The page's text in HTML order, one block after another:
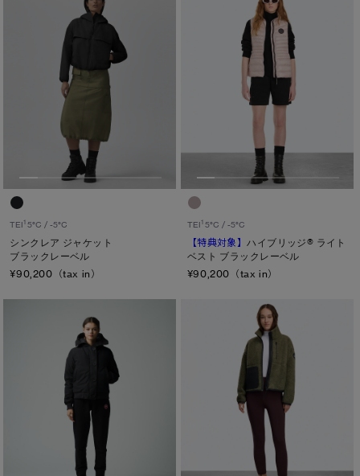
L/XL
ONESIZE
カラー
ブラック
ブルー系
グリーン系
レッド系
ベージュ/ブラウン系
イエロー系
パープル系
オレンジ系
ウエスト
TEI1 5°C / -5°C
シンクレア ジャケット
ブラックレーベル
¥90,200（tax in）
TEI15°C / -5°C
【特典対象】 ハイブリッジ® ライト
ベスト ブラックレーベル
¥90,200（tax in）